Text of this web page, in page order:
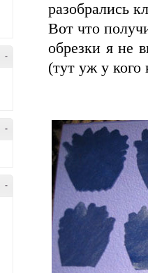
-
-
-
разобрались
Вот что
обрезки я не
(тут уж у кого